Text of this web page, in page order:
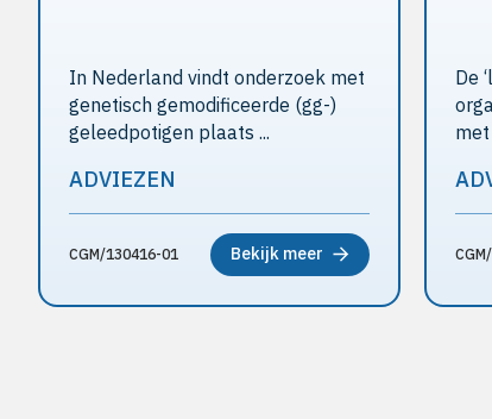
In Nederland vindt onderzoek met
genetisch gemodificeerde (gg-)
geleedpotigen plaats ...
ADVIEZEN
CGM/130416-01 Bekijk meer
De